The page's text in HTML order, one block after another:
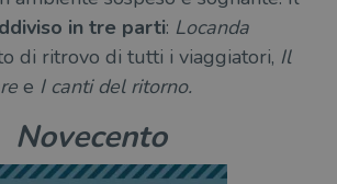
in tre parti: Locanda
di ritrovo di tutti i viaggiatori, Il
e I canti del ritorno.
Novecento